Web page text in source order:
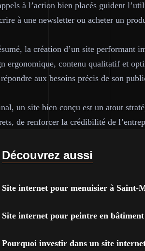
à l’action bien placés guident
à une newsletter ou acheter un
la création d’un site performant
ergonomique, contenu qualitatif et
aux besoins précis de son
un site bien conçu est un atout
de renforcer la crédibilité de
Découvrez aussi
Site internet pour menuisier à Saint-
Site internet pour peintre en
Pourquoi investir dans un site